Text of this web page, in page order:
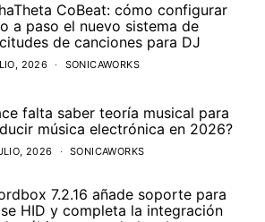
CoBeat: cómo configurar
a paso el nuevo sistema de
de canciones para DJ
2026 SONICAWORKS
falta saber teoría musical para
música electrónica en 2026?
2026 SONICAWORKS
7.2.16 añade soporte para
HID y completa la integración